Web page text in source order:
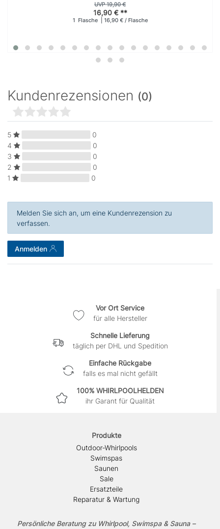
UVP 19,90 €
16,90 € **
1 Flasche | 16,90 € / Flasche
Kundenrezensionen (0)
5
0
4
0
3
0
2
0
1
0
Melden Sie sich an, um eine Kundenrezension zu
verfassen.
Anmelden
Vor Ort Service
für alle Hersteller
Schnelle Lieferung
täglich per DHL und Spedition
Einfache Rückgabe
falls es mal nicht gefällt
100% WHIRLPOOLHELDEN
ihr Garant für Qualität
Produkte
Outdoor-Whirlpools
Swimspas
Saunen
Sale
Ersatzteile
Reparatur & Wartung
Persönliche Beratung zu Whirlpool, Swimspa & Sauna –